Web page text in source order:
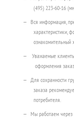
(495) 223-60-16
Вся информация,
характеристики,
ознакомительный
Уважаемые
оформления
Для сохранности
заказа
потребителя.
Мы работаем через